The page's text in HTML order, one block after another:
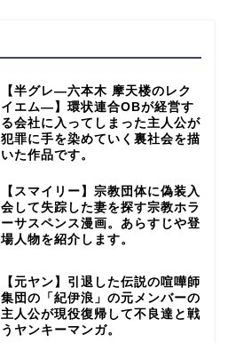
【半グレ―六本木 摩天楼のレク
イエム―】環状連合OBが経営す
る会社に入ってしまった主人公が
犯罪に手を染めていく裏社会を描
いた作品です。
【スマイリー】宗教団体に偽装入
会して失踪した妻を探す宗教ホラ
ーサスペンス漫画。あらすじや登
場人物を紹介します。
【元ヤン】引退した伝説の喧嘩師
集団の「紀伊浪」の元メンバーの
主人公が現役復帰して不良達と戦
うヤンキーマンガ。